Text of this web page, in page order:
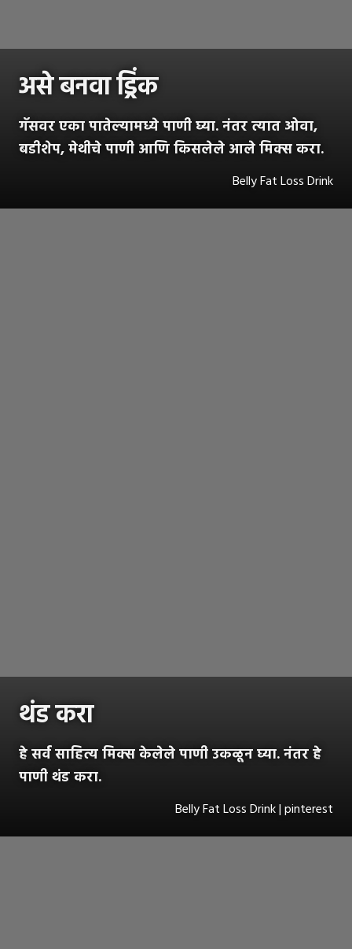
असे बनवा ड्रिंक
गॅसवर एका पातेल्यामध्ये पाणी घ्या. नंतर त्यात ओवा,
बडीशेप, मेथीचे पाणी आणि किसलेले आले मिक्स करा.
Belly Fat Loss Drink
थंड करा
हे सर्व साहित्य मिक्स केलेले पाणी उकळून घ्या. नंतर हे
पाणी थंड करा.
Belly Fat Loss Drink | pinterest